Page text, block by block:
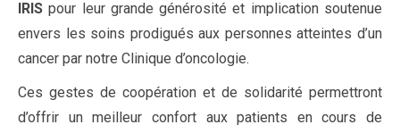
IRISpour leur grande générosité et implication soutenue
envers les soins prodigués aux personnes atteintes d’un
cancer par notre Clinique d’oncologie.
Ces gestes de coopération et de solidarité permettront
d’offrir un meilleur confort aux patients en cours de